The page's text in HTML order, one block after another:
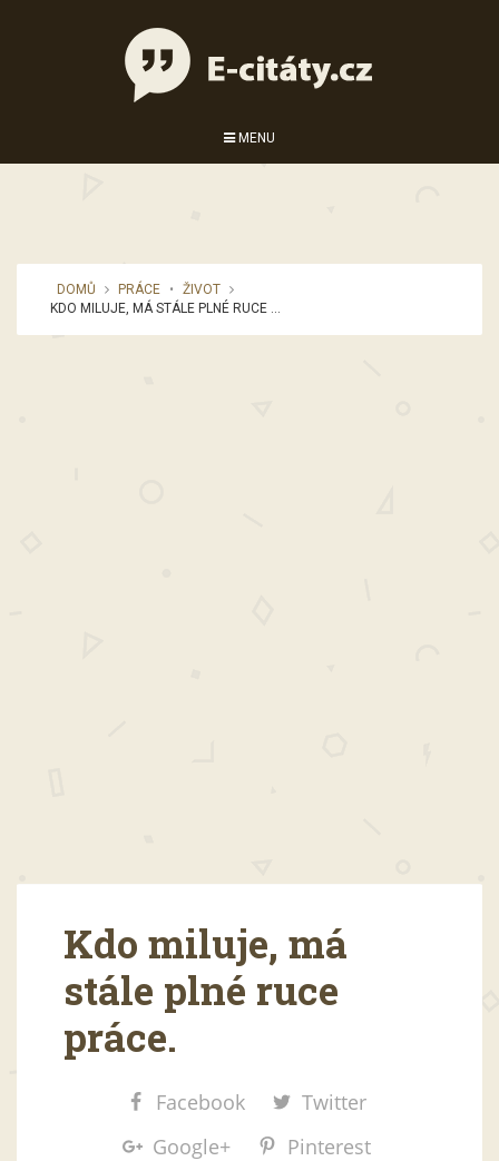
MENU
DOMŮ PRÁCE •
ŽIVOT
KDO MILUJE, MÁ STÁLE PLNÉ RUCE ...
Kdo miluje, má
stále plné ruce
práce.
Facebook
Twitter
Google+
Pinterest